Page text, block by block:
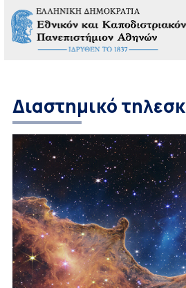
Διαστημικό